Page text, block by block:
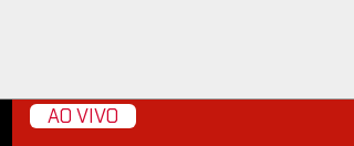
AO VIVO